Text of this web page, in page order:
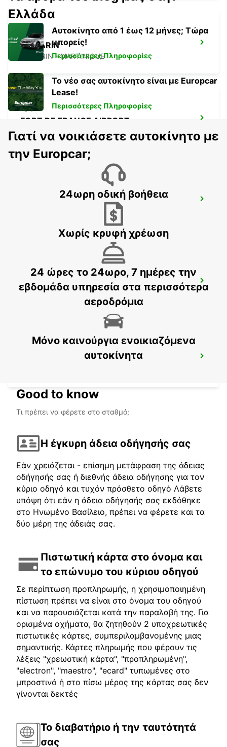
LE MARIN
LE MARIN - MARTINIQUE
FORT DE FRANCE AIRPORT
FORT DE FRANCE - MARTINIQUE
ANR ROBINSON INTERNATIONAL
CROWN POINT - TRINIDAD AND TOBAGO
PIARCO INTERNATIONAL AIRPORT
PORT OF SPAIN - TRINIDAD AND TOBAGO
THE ARCADE HILTON TRINIDAD
Ελλάδα
Αυτοκίνητο από 1 έως 12 μήνες; Τώρα
μπορείς!
Περισσότερες Πληροφορίες
Το νέο σας αυτοκίνητο είναι με Europcar
Lease!
Περισσότερες Πληροφορίες
Γιατί να νοικιάσετε αυτοκίνητο με
την Europcar;
24ωρη οδική βοήθεια
Χωρίς κρυφή χρέωση
24 ώρες το 24ωρο, 7 ημέρες την
εβδομάδα υπηρεσία στα περισσότερα
αεροδρόμια
Μόνο καινούργια ενοικιαζόμενα
αυτοκίνητα
Good to know
Τι πρέπει να φέρετε στο σταθμό;
Η έγκυρη άδεια οδήγησής σας
Εάν χρειάζεται - επίσημη μετάφραση της άδειας
οδήγησής σας ή διεθνής άδεια οδήγησης για τον
κύριο οδηγό και τυχόν πρόσθετο οδηγό Λάβετε
υπόψη ότι εάν η άδεια οδήγησής σας εκδόθηκε
στο Ηνωμένο Βασίλειο, πρέπει να φέρετε και τα
δύο μέρη της άδειάς σας.
Πιστωτική κάρτα στο όνομα και
το επώνυμο του κύριου οδηγού
Σε περίπτωση προπληρωμής, η χρησιμοποιημένη
πίστωση πρέπει να είναι στο όνομα του οδηγού
και να παρουσιάζεται κατά την παραλαβή της. Για
ορισμένα οχήματα, θα ζητηθούν 2 υποχρεωτικές
πιστωτικές κάρτες, συμπεριλαμβανομένης μιας
σημαντικής. Κάρτες πληρωμής που φέρουν τις
λέξεις "χρεωστική κάρτα", "προπληρωμένη",
"electron", "maestro", "ecard" τυπωμένες στο
μπροστινό ή στο πίσω μέρος της κάρτας σας δεν
γίνονται δεκτές
Το διαβατήριο ή την ταυτότητά
σας